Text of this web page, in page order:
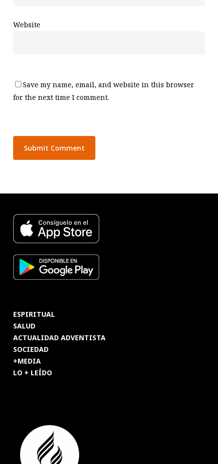
Website
Save my name, email, and website in this browser
for the next time I comment.
ESPIRITUAL
SALUD
ACTUALIDAD ADVENTISTA
SOCIEDAD
+MEDIA
LO + LEÍDO